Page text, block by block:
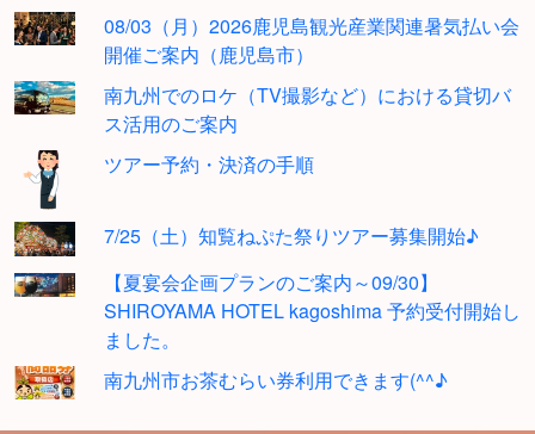
08/03（月）2026鹿児島観光産業関連暑気払い会
開催ご案内（鹿児島市）
南九州でのロケ（TV撮影など）における貸切バ
ス活用のご案内
ツアー予約・決済の手順
7/25（土）知覧ねぷた祭りツアー募集開始♪
【夏宴会企画プランのご案内～09/30】
SHIROYAMA HOTEL kagoshima 予約受付開始し
ました。
南九州市お茶むらい券利用できます(^^♪